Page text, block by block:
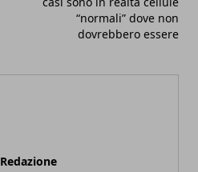
“normali” dove non
dovrebbero essere
Redazione